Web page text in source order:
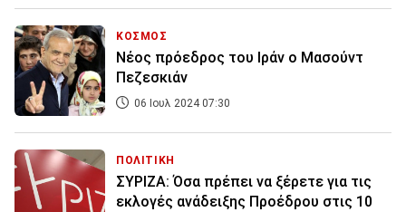
ΚΟΣΜΟΣ
Νέος πρόεδρος του Ιράν ο Μασούντ
Πεζεσκιάν
06 Ιουλ 2024 07:30
ΠΟΛΙΤΙΚΗ
ΣΥΡΙΖΑ: Όσα πρέπει να ξέρετε για τις
εκλογές ανάδειξης Προέδρου στις 10